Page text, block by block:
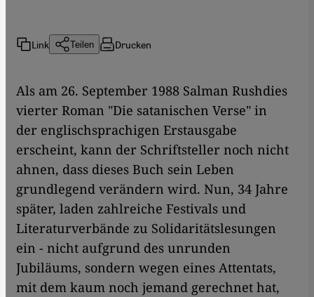
Link Teilen Drucken
Als am 26. September 1988 Salman Rushdies
vierter Roman "Die satanischen Verse" in
der englischsprachigen Erstausgabe
erscheint, kann der Schriftsteller noch nicht
ahnen, dass dieses Buch sein Leben
grundlegend verändern wird. Nun, 34 Jahre
später, laden zahlreiche Festivals und
Literaturverbände zu Solidaritätslesungen
ein - nicht aufgrund des unrunden
Jubiläums, sondern wegen eines Attentats,
mit dem kaum noch jemand gerechnet hat,